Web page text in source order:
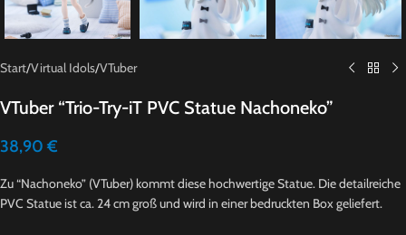
Start/Virtual Idols/VTuber
VTuber “Trio-Try-iT PVC Statue Nachoneko”
38,90 €
Zu “Nachoneko” (VTuber) kommt diese hochwertige Statue. Die detailreiche
PVC Statue ist ca. 24 cm groß und wird in einer bedruckten Box geliefert.